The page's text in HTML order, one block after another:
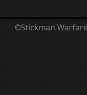
©Stickman Warfare